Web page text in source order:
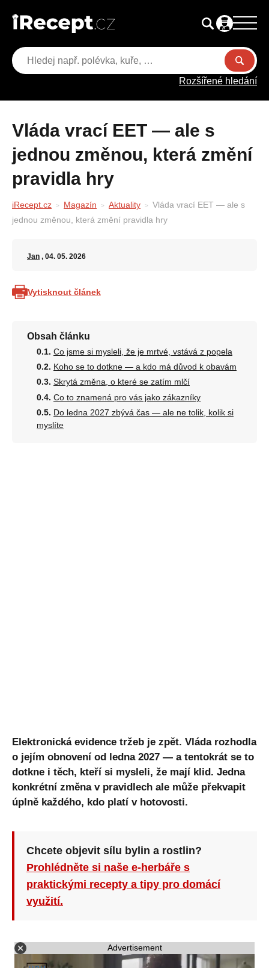
Rozšířené hledání
Vláda vrací EET — ale s
jednou změnou, která změní
pravidla hry
iRecept.cz Magazín Aktuality
Vláda vrací EET — ale s
jednou změnou, která změní pravidla hry
Jan , 04. 05. 2026
Vytisknout článek
Obsah článku
Co jsme si mysleli, že je mrtvé, vstává z popela
Koho se to dotkne — a kdo má důvod k obavám
Skrytá změna, o které se zatím mlčí
Co to znamená pro vás jako zákazníky
Do ledna 2027 zbývá čas — ale ne tolik, kolik si
myslíte
Elektronická evidence tržeb je zpět. Vláda rozhodla
o jejím obnovení od ledna 2027 — a tentokrát se to
dotkne i těch, kteří si mysleli, že mají klid. Jedna
konkrétní změna v pravidlech ale může překvapit
úplně každého, kdo platí v hotovosti.
Chcete objevit sílu bylin a rostlin?
Prohlédněte si naše e-herbáře s
praktickými recepty a tipy pro domácí
využití.
Advertisement